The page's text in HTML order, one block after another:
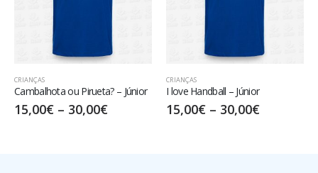
CRIANÇAS
Cambalhota ou Pirueta? – Júnior
15,00€ – 30,00€
CRIANÇAS
I love Handball – Júnior
15,00€ – 30,00€